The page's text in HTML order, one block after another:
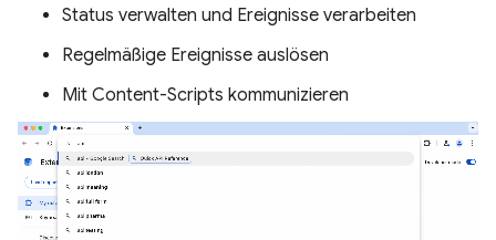
Status verwalten und Ereignisse verarbeiten
Regelmäßige Ereignisse auslösen
Mit Content-Scripts kommunizieren